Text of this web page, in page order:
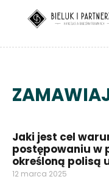
Jaki jest cel
postępowaniu w
określoną polisą
12 marca 2025